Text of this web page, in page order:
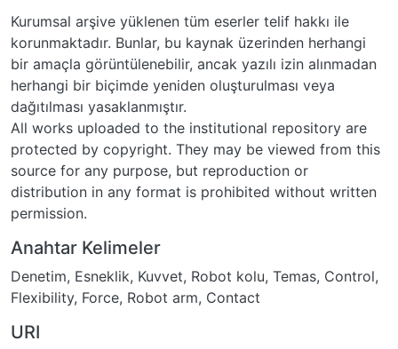
Kurumsal arşive yüklenen tüm eserler telif hakkı ile
korunmaktadır. Bunlar, bu kaynak üzerinden herhangi
bir amaçla görüntülenebilir, ancak yazılı izin alınmadan
herhangi bir biçimde yeniden oluşturulması veya
dağıtılması yasaklanmıştır.
All works uploaded to the institutional repository are
protected by copyright. They may be viewed from this
source for any purpose, but reproduction or
distribution in any format is prohibited without written
permission.
Anahtar Kelimeler
Denetim, Esneklik, Kuvvet, Robot kolu, Temas, Control,
Flexibility, Force, Robot arm, Contact
URI